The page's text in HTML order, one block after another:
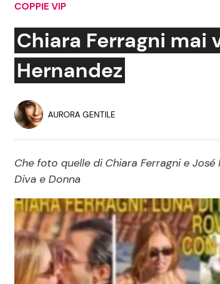
Social News
News dal mondo
Mondo
Salute
Viaggi
COPPIE VIP
Chiara Ferragni mai
Hernandez
AURORA GENTILE
Che foto quelle di Chiara Ferragni e
Diva e Donna